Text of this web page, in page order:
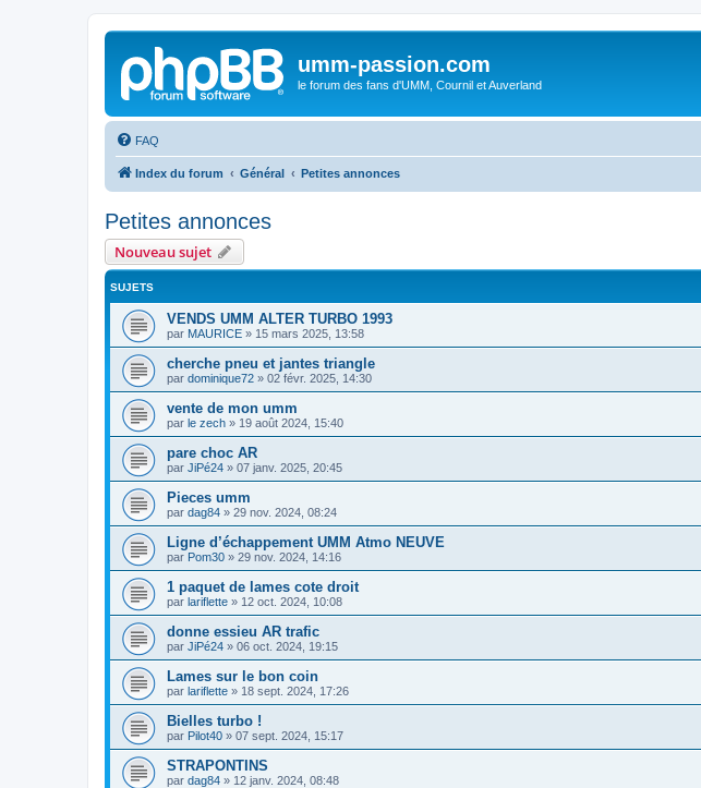
umm-passion.com
le forum des fans d'UMM, Cournil et Auverland
FAQ
Index du forum Général Petites annonces
Petites annonces
Nouveau sujet
SUJETS
VENDS UMM ALTER TURBO 1993
par MAURICE » 15 mars 2025, 13:58
cherche pneu et jantes triangle
par dominique72 » 02 févr. 2025, 14:30
vente de mon umm
par le zech » 19 août 2024, 15:40
pare choc AR
par JiPé24 » 07 janv. 2025, 20:45
Pieces umm
par dag84 » 29 nov. 2024, 08:24
Ligne d’échappement UMM Atmo NEUVE
par Pom30 » 29 nov. 2024, 14:16
1 paquet de lames cote droit
par lariflette » 12 oct. 2024, 10:08
donne essieu AR trafic
par JiPé24 » 06 oct. 2024, 19:15
Lames sur le bon coin
par lariflette » 18 sept. 2024, 17:26
Bielles turbo !
par Pilot40 » 07 sept. 2024, 15:17
STRAPONTINS
par dag84 » 12 janv. 2024, 08:48